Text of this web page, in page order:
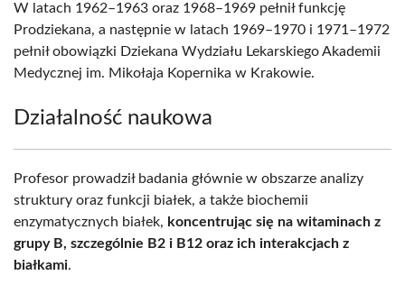
W latach 1962–1963 oraz 1968–1969 pełnił funkcję
Prodziekana, a następnie w latach 1969–1970 i 1971–1972
pełnił obowiązki Dziekana Wydziału Lekarskiego Akademii
Medycznej im. Mikołaja Kopernika w Krakowie.
Działalność naukowa
Profesor prowadził badania głównie w obszarze analizy
struktury oraz funkcji białek, a także biochemii
enzymatycznych białek, koncentrując się na witaminach z
grupy B, szczególnie B2 i B12 oraz ich interakcjach z
białkami.